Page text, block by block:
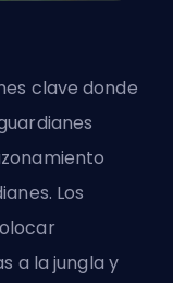
clave donde
Los
a la jungla y